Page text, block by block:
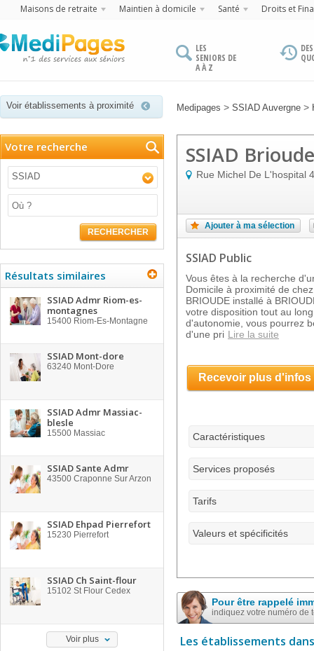
Maisons de retraite Maintien à domicile Santé Droits et
LES
SENIORS DE
A À Z
Voir établissements à proximité Medipages > SSIAD Auvergne >
Votre recherche
SSIAD
RECHERCHER
Résultats similaires
SSIAD Admr Riom-es-
montagnes
15400 Riom-Es-Montagne
SSIAD Mont-dore
63240 Mont-Dore
SSIAD Admr Massiac-
blesle
15500 Massiac
SSIAD Sante Admr
43500 Craponne Sur Arzon
SSIAD Ehpad Pierrefort
15230 Pierrefort
SSIAD Ch Saint-flour
15102 St Flour Cedex
Voir plus
SSIAD Brioude
Rue Michel De L'hospital
Ajouter à ma sélection
SSIAD Public
Vous êtes à la recherche
Domicile à proximité de
BRIOUDE installé à
votre disposition tout au
d'autonomie, vous pourrez
d'une pri Lire la suite
Recevoir plus d'infos
Caractéristiques
Services proposés
Tarifs
Valeurs et spécificités
Pour être rappelé
indiquez votre numéro de
Les établissements